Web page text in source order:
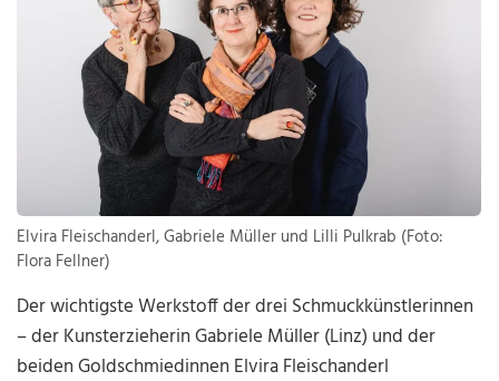
Elvira Fleischanderl, Gabriele Müller und Lilli Pulkrab (Foto:
Flora Fellner)
Der wichtigste Werkstoff der drei Schmuckkünstlerinnen
– der Kunsterzieherin Gabriele Müller (Linz) und der
beiden Goldschmiedinnen Elvira Fleischanderl